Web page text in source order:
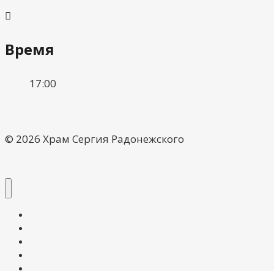
Время
17:00
© 2026 Храм Сергия Радонежского